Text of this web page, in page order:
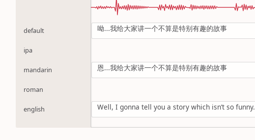
default
ipa
mandarin
roman
english
呦...我给大家讲一个不算是特别有趣的故事
恩...我给大家讲一个不算是特别有趣的故事
Well, I gonna tell you a story which isn’t so funny.